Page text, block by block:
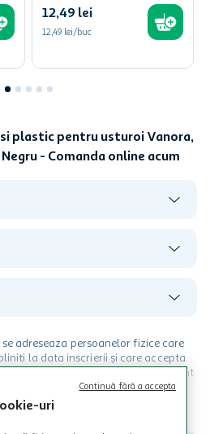
12,49 lei
12,49 lei/buc
plastic pentru usturoi Vanora,
- Comanda online acum
adreseaza persoanelor fizice care
la data inscrierii și care accepta
Ofertele MyCLUB Auchan sunt
Beneficiile se acorda in
o singura data in perioada promotiei.
promotionale indicate de Auchan si
MAI MULT
uri
Continuă fără a accepta